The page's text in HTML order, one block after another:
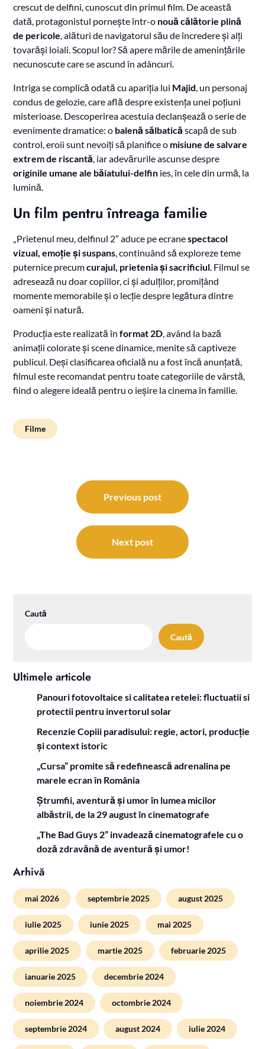
crescut de delfini, cunoscut din primul film. De această
dată, protagonistul pornește într-o nouă călătorie plină
de pericole , alături de navigatorul său de încredere și alți
tovarăși loiali. Scopul lor? Să apere mările de amenințările
necunoscute care se ascund în adâncuri.
Intriga se complică odată cu apariția lui Majid , un personaj
condus de gelozie, care află despre existența unei poțiuni
misterioase. Descoperirea acestuia declanșează o serie de
evenimente dramatice: o balenă sălbatică scapă de sub
control, eroii sunt nevoiți să planifice o misiune de salvare
extrem de riscantă , iar adevărurile ascunse despre
originile umane ale băiatului-delfin ies, în cele din urmă, la
lumină.
Un film pentru întreaga familie
„Prietenul meu, delfinul 2” aduce pe ecranespectacol
vizual, emoție și suspans , continuând să exploreze teme
puternice precumcurajul, prietenia și sacrificiul . Filmul se
adresează nu doar copiilor, ci și adulților, promițând
momente memorabile și o lecție despre legătura dintre
oameni și natură.
Producția este realizată înformat 2D , având la bază
animații colorate și scene dinamice, menite să captiveze
publicul. Deși clasificarea oficială nu a fost încă anunțată,
filmul este recomandat pentru toate categoriile de vârstă,
fiind o alegere ideală pentru o ieșire la cinema în familie.
Filme
Previous post
Next post
Caută
Caută
Ultimele articole
Panouri fotovoltaice si calitatea retelei: fluctuatii si
protectii pentru invertorul solar
Recenzie Copiii paradisului: regie, actori, producție
și context istoric
„Cursa” promite să redefinească adrenalina pe
marele ecran în România
Ștrumfii, aventură și umor în lumea micilor
albăstrii, de la 29 august în cinematografe
„The Bad Guys 2” invadează cinematografele cu o
doză zdravănă de aventură și umor!
Arhivă
mai 2026 septembrie 2025 august 2025
iulie 2025 iunie 2025 mai 2025
aprilie 2025 martie 2025 februarie 2025
ianuarie 2025 decembrie 2024
noiembrie 2024 octombrie 2024
septembrie 2024 august 2024 iulie 2024